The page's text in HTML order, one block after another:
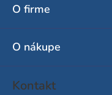
O firme
O nákupe
Kontakt